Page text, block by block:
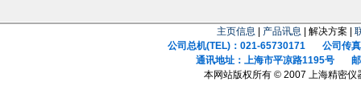
主页信息 产品讯息 | 解决方案 |
公司总机(TEL)：021-65730171 公司传真
通讯地址：上海市平凉路1195号 邮
本网站版权所有 © 2007 上海精密仪